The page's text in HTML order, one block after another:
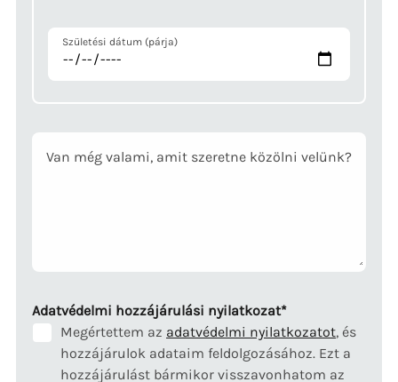
Születési dátum (párja)
Van még valami, amit szeretne közölni velünk?
Mandatory
Adatvédelmi hozzájárulási nyilatkozat*
Megértettem az adatvédelmi nyilatkozatot, és
hozzájárulok adataim feldolgozásához. Ezt a
hozzájárulást bármikor visszavonhatom az